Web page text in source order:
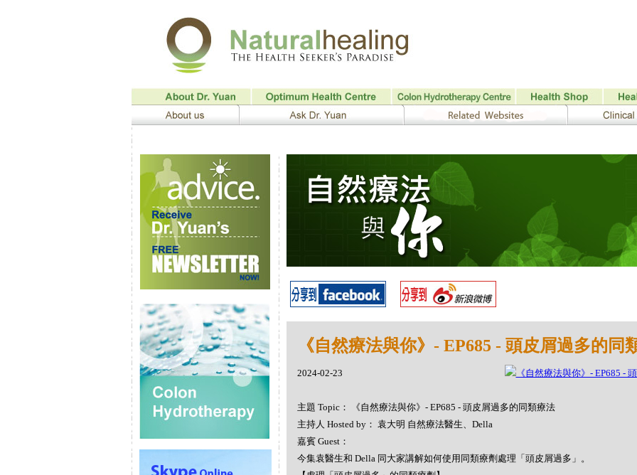
《自然療法與你》- EP685 - 頭皮屑過多的同
2024-02-23
主題 Topic： 《自然療法與你》- EP685 - 頭皮屑過多的同類療法
主持人 Hosted by： 袁大明 自然療法醫生、Della
嘉賓 Guest：
今集袁醫生和 Della 同大家講解如何使用同類療劑處理「頭皮屑過多」。